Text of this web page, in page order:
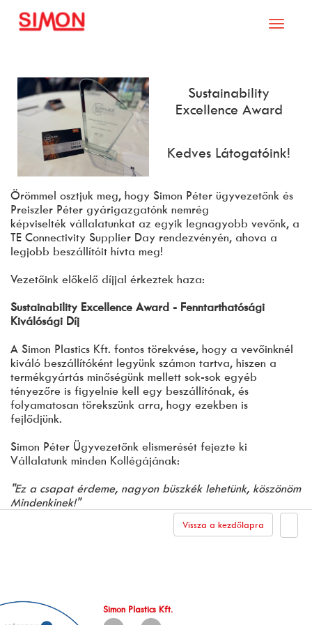
Toggle
Sustainability
Excellence Award
Kedves Látogatóink!
Örömmel osztjuk meg, hogy Simon Péter ügyvezetőnk és
Preiszler Péter gyárigazgatónk nemrég
képviselték vállalatunkat az egyik legnagyobb vevőnk, a
TE Connectivity Supplier Day rendezvényén, ahova a
legjobb beszállítóit hívta meg!
Vezetőink előkelő díjjal érkeztek haza:
Sustainability Excellence Award - Fenntarthatósági
Kiválósági Díj
A Simon Plastics Kft. fontos törekvése, hogy a vevőinknél
kiváló beszállítóként legyünk számon tartva, hiszen a
termékgyártás minőségünk mellett sok-sok egyéb
tényezőre is figyelnie kell egy beszállítónak, és
folyamatosan törekszünk arra, hogy ezekben is
fejlődjünk.
Simon Péter Ügyvezetőnk elismerését fejezte ki
Vállalatunk minden Kollégájának:
"Ez a csapat érdeme, nagyon büszkék lehetünk, köszönöm
Mindenkinek!"
Vissza a kezdőlapra
Simon Plastics Kft.